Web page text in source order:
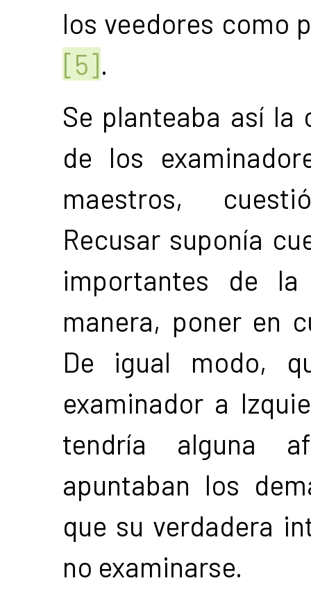
los veedores como
[5].
Se planteaba así la
de los
maestros,
Recusar suponía
importantes de
manera, poner en
De igual modo,
examinador a
tendría alguna
apuntaban los
que su verdadera
no examinarse.